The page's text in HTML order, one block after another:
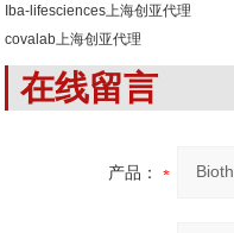
Iba-lifesciences上海创亚代理
covalab上海创亚代理
在线留言
产品：